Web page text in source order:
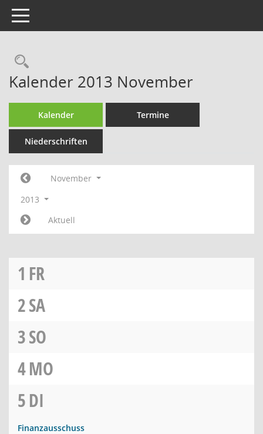
Toggle navigation
Rechercheauswahl
Kalender 2013 November
Kalender Termine
Niederschriften
November
2013
Aktuell
1 FR
2SA
3SO
4MO
5DI
Finanzausschuss